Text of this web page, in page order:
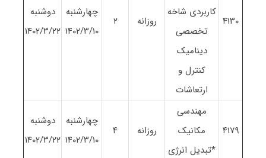
۴١٣٠
کاربردی شاخه
تخصصی
دینامیک
کنترل و
ارتعاشات
روزانه ٢
چهارشنبه
١۴٠٢/٣/١٠
دوشنبه
١۴٠٢/٣/٢٢
۴١٧٩
مهندسی
مکانیک
*تبدیل انرژی
روزانه ۴
چهارشنبه
١۴٠٢/٣/١٠
دوشنبه
١۴٠٢/٣/٢٢